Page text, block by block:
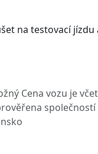
na testovací
Cena vozu je
společností